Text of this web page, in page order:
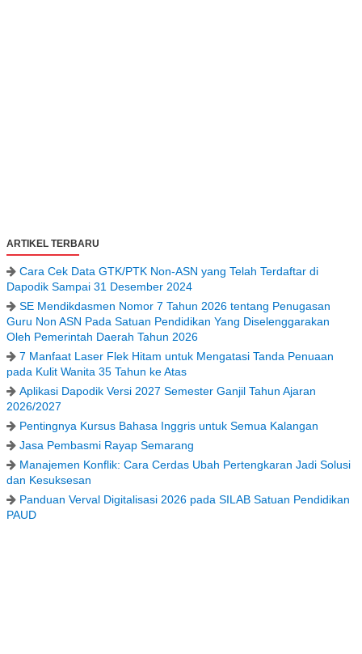
ARTIKEL TERBARU
Cara Cek Data GTK/PTK Non-ASN yang Telah Terdaftar di
Dapodik Sampai 31 Desember 2024
SE Mendikdasmen Nomor 7 Tahun 2026 tentang Penugasan
Guru Non ASN Pada Satuan Pendidikan Yang Diselenggarakan
Oleh Pemerintah Daerah Tahun 2026
7 Manfaat Laser Flek Hitam untuk Mengatasi Tanda Penuaan
pada Kulit Wanita 35 Tahun ke Atas
Aplikasi Dapodik Versi 2027 Semester Ganjil Tahun Ajaran
2026/2027
Pentingnya Kursus Bahasa Inggris untuk Semua Kalangan
Jasa Pembasmi Rayap Semarang
Manajemen Konflik: Cara Cerdas Ubah Pertengkaran Jadi Solusi
dan Kesuksesan
Panduan Verval Digitalisasi 2026 pada SILAB Satuan Pendidikan
PAUD